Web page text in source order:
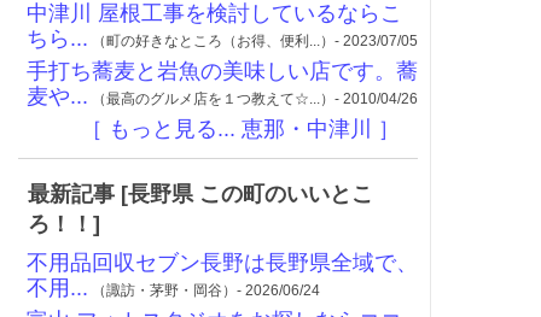
中津川 屋根工事を検討しているならこ
ちら... （町の好きなところ（お得、便利...）- 2023/07/05
手打ち蕎麦と岩魚の美味しい店です。蕎
麦や... （最高のグルメ店を１つ教えて☆...）- 2010/04/26
［ もっと見る... 恵那・中津川 ］
最新記事 [長野県 この町のいいとこ
ろ！！]
不用品回収セブン長野は長野県全域で、
不用... （諏訪・茅野・岡谷）- 2026/06/24